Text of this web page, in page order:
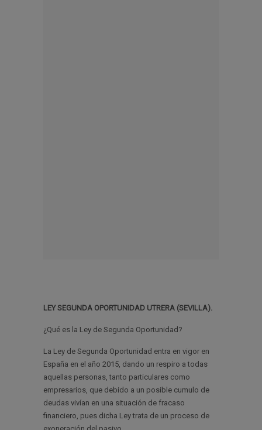
LEY SEGUNDA OPORTUNIDAD UTRERA (SEVILLA).
¿Qué es la Ley de Segunda Oportunidad?
La Ley de Segunda Oportunidad entra en vigor en
España en el año 2015, dando un respiro a todas
aquellas personas, tanto particulares como
empresarios, que debido a un posible cumulo de
deudas vivían en una situación de fracaso
financiero, pues dicha Ley trata de un proceso de